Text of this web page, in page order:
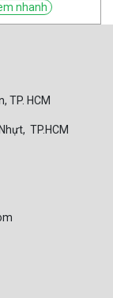
nhanh
TP. HCM
TP.HCM